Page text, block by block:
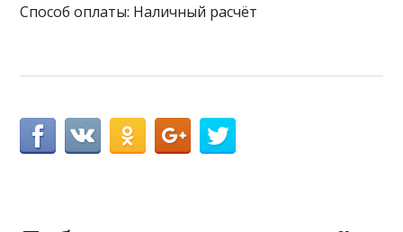
Способ оплаты: Наличный расчёт